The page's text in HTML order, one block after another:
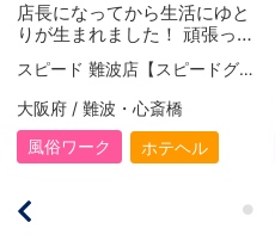
店長になってから生活にゆと
りが生まれました！ 頑張った
分だけお給料がしっかり上が
るので、毎月とてもやりがい
を感じています。 有給休暇も
取得でき、リフレッシュした
い時には旅行へ出かけていま
す。 宿や食事は少し贅沢をす
引っ越しも予定しているので
今はその資金作りのために前
スピード 難波店【スピードグループ】
大阪府 / 難波・心斎橋
風俗ワーク
ホテヘル